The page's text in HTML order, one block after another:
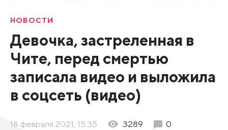
НОВОСТИ
Девочка, застреленная в
Чите, перед смертью
записала видео и выложила
в соцсеть (видео)
18 февраля 2021, 15:35 3289 0